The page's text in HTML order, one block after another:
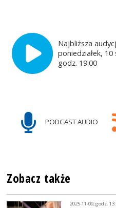
Najbliższa
poniedziałek,
godz. 19:00
PODCAST AUDIO
Zobacz także
2025-11-09, godz.